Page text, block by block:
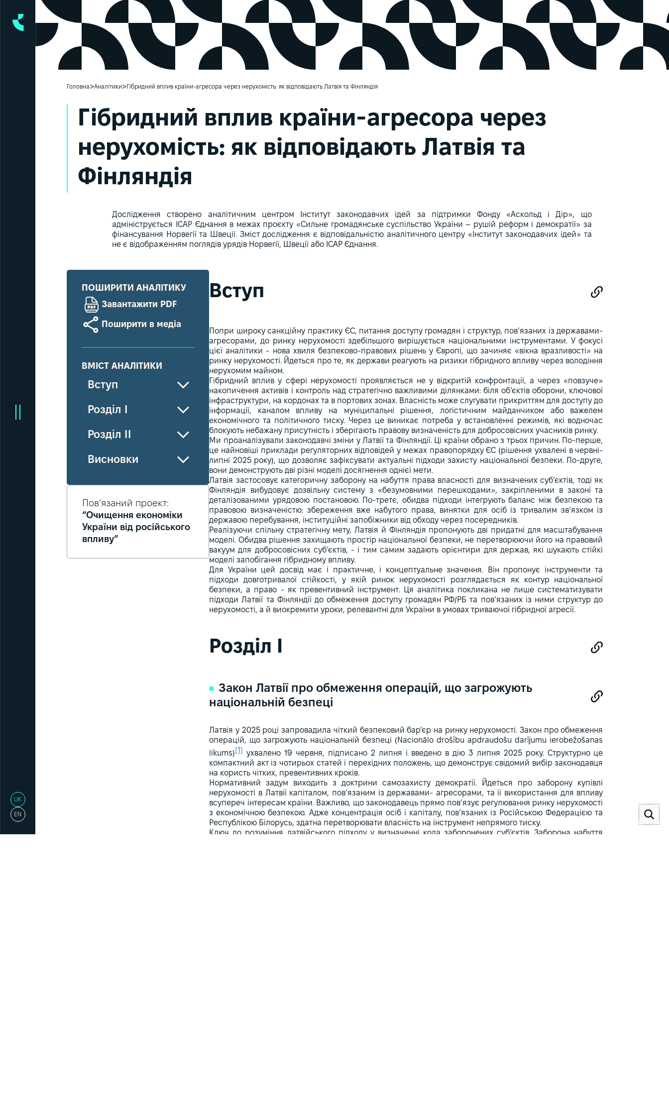
UK
EN
Головна>Аналітики>Гібридний вплив країни-агресора через нерухомість: як відповідають Латвія та Фінляндія
Гібридний вплив країни-агресора через
нерухомість: як відповідають Латвія та
Фінляндія
Дослідження створено аналітичним центром Інститут законодавчих ідей за підтримки Фонду «Аскольд і Дір», що
адмініструється ІСАР Єднання в межах проєкту «Сильне громадянське суспільство України – рушій реформ і демократії» за
фінансування Норвегії та Швеції. Зміст дослідження є відповідальністю аналітичного центру «Інститут законодавчих ідей» та
не є відображенням поглядів урядів Норвегії, Швеції або ІСАР Єднання.
ПОШИРИТИ АНАЛІТИКУ
Завантажити PDF
Поширити в медіа
ВМІСТ АНАЛІТИКИ
Вступ
Розділ I
Розділ II
Висновки
Пов’язаний проект:
“Очищення економіки
України від російського
впливу”
Вступ
Попри широку санкційну практику ЄС, питання доступу громадян і структур, пов’язаних із державами-
агресорами, до ринку нерухомості здебільшого вирішується національними інструментами. У фокусі
цієї аналітики - нова хвиля безпеково-правових рішень у Європі, що зачиняє «вікна вразливості» на
ринку нерухомості. Йдеться про те, як держави реагують на ризики гібридного впливу через володіння
нерухомим майном.
Гібридний вплив у сфері нерухомості проявляється не у відкритій конфронтації, а через «повзуче»
накопичення активів і контроль над стратегічно важливими ділянками: біля об’єктів оборони, ключової
інфраструктури, на кордонах та в портових зонах. Власність може слугувати прикриттям для доступу до
інформації, каналом впливу на муніципальні рішення, логістичним майданчиком або важелем
економічного та політичного тиску. Через це виникає потреба у встановленні режимів, які водночас
блокують небажану присутність і зберігають правову визначеність для добросовісних учасників ринку.
Ми проаналізували законодавчі зміни у Латвії та Фінляндії. Ці країни обрано з трьох причин. По-перше,
це найновіші приклади регуляторних відповідей у межах правопорядку ЄС (рішення ухвалені в червні-
липні 2025 року), що дозволяє зафіксувати актуальні підходи захисту національної безпеки. По-друге,
вони демонструють дві різні моделі досягнення однієї мети.
Латвія застосовує категоричну заборону на набуття права власності для визначених суб’єктів, тоді як
Фінляндія вибудовує дозвільну систему з «безумовними перешкодами», закріпленими в законі та
деталізованими урядовою постановою. По-третє, обидва підходи інтегрують баланс між безпекою та
правовою визначеністю: збереження вже набутого права, винятки для осіб із тривалим зв’язком із
державою перебування, інституційні запобіжники від обходу через посередників.
Реалізуючи спільну стратегічну мету, Латвія й Фінляндія пропонують дві придатні для масштабування
моделі. Обидва рішення захищають простір національної безпеки, не перетворюючи його на правовий
вакуум для добросовісних суб’єктів, - і тим самим задають орієнтири для держав, які шукають стійкі
моделі запобігання гібридному впливу.
Для України цей досвід має і практичне, і концептуальне значення. Він пропонує інструменти та
підходи довготривалої стійкості, у якій ринок нерухомості розглядається як контур національної
безпеки, а право - як превентивний інструмент. Ця аналітика покликана не лише систематизувати
підходи Латвії та Фінляндії до обмеження доступу громадян РФ/РБ та пов’язаних із ними структур до
нерухомості, а й виокремити уроки, релевантні для України в умовах триваючої гібридної агресії.
Розділ I
Закон Латвії про обмеження операцій, що загрожують
національній безпеці
Латвія у 2025 році запровадила чіткий безпековий бар’єр на ринку нерухомості. Закон про обмеження
операцій, що загрожують національній безпеці (Nacionālo drošību apdraudošu darījumu ierobežošanas
likums) [1] ухвалено 19 червня, підписано 2 липня і введено в дію 3 липня 2025 року. Структурно це
компактний акт із чотирьох статей і перехідних положень, що демонструє свідомий вибір законодавця
на користь чітких, превентивних кроків.
Нормативний задум виходить з доктрини самозахисту демократії. Йдеться про заборону купівлі
нерухомості в Латвії капіталом, пов’язаним із державами- агресорами, та її використання для впливу
всупереч інтересам країни. Важливо, що законодавець прямо пов’язує регулювання ринку нерухомості
з економічною безпекою. Адже концентрація осіб і капіталу, пов’язаних із Російською Федерацією та
Республікою Білорусь, здатна перетворювати власність на інструмент непрямого тиску.
Ключ до розуміння латвійського підходу у визначенні кола заборонених суб’єктів. Заборона набуття